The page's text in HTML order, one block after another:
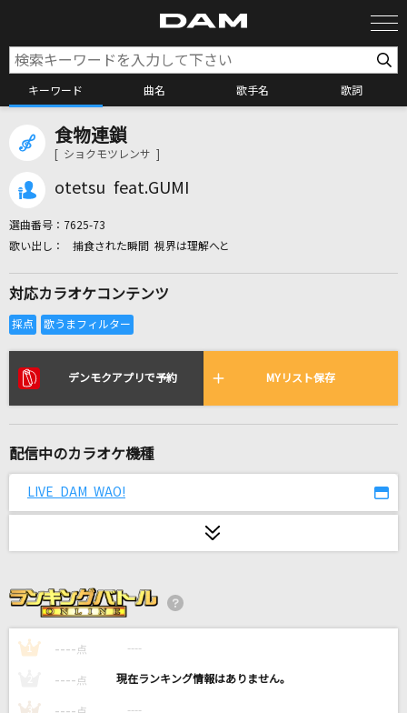
キーワード 曲名 歌手名 歌詞
リアルタイムで歌われている曲の一覧
Year N
おはよう。
恋するフォーチュンクッキー
AKB48
食物連鎖
[ ショクモツレンサ ]
otetsu feat.GUMI
選曲番号： 7625-73
捕食された瞬間 視界は理解へと
対応カラオケコンテンツ
デンモクアプリで予約 MYリスト保存
配信中のカラオケ機種
LIVE DAM WAO!
1 ---- 点 ----
---- 点 ----
3 ----